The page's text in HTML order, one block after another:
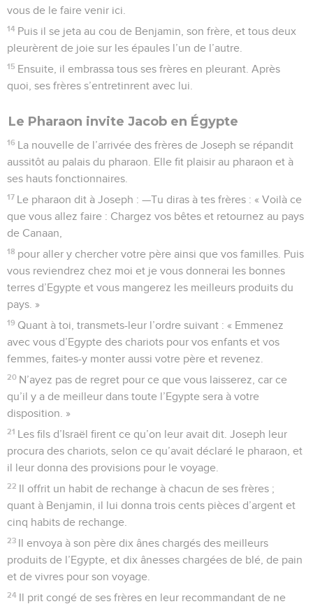
vous de le faire venir ici.
14 Puis il se jeta au cou de Benjamin, son frère, et tous deux
pleurèrent de joie sur les épaules l’un de l’autre.
15 Ensuite, il embrassa tous ses frères en pleurant. Après
quoi, ses frères s’entretinrent avec lui.
Le Pharaon invite Jacob en Égypte
16 La nouvelle de l’arrivée des frères de Joseph se répandit
aussitôt au palais du pharaon. Elle fit plaisir au pharaon et à
ses hauts fonctionnaires.
17 Le pharaon dit à Joseph : —Tu diras à tes frères : « Voilà ce
que vous allez faire : Chargez vos bêtes et retournez au pays
de Canaan,
18 pour aller y chercher votre père ainsi que vos familles. Puis
vous reviendrez chez moi et je vous donnerai les bonnes
terres d’Egypte et vous mangerez les meilleurs produits du
pays. »
19 Quant à toi, transmets-leur l’ordre suivant : « Emmenez
avec vous d’Egypte des chariots pour vos enfants et vos
femmes, faites-y monter aussi votre père et revenez.
20 N’ayez pas de regret pour ce que vous laisserez, car ce
qu’il y a de meilleur dans toute l’Egypte sera à votre
disposition. »
21 Les fils d’Israël firent ce qu’on leur avait dit. Joseph leur
procura des chariots, selon ce qu’avait déclaré le pharaon, et
il leur donna des provisions pour le voyage.
22 Il offrit un habit de rechange à chacun de ses frères ;
quant à Benjamin, il lui donna trois cents pièces d’argent et
cinq habits de rechange.
23 Il envoya à son père dix ânes chargés des meilleurs
produits de l’Egypte, et dix ânesses chargées de blé, de pain
et de vivres pour son voyage.
24 Il prit congé de ses frères en leur recommandant de ne